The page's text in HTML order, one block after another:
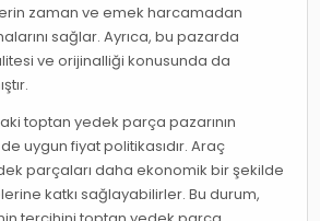
zaman ve emek harcamadan
sağlar. Ayrıca, bu pazarda
ve orijinalliği konusunda da
toptan yedek parça pazarının
uygun fiyat politikasıdır. Araç
parçaları daha ekonomik bir şekilde
katkı sağlayabilirler. Bu durum,